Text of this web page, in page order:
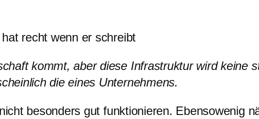
recht wenn er schreibt
kommt, aber diese Infrastruktur wird keine
die eines Unternehmens.
besonders gut funktionieren. Ebensowenig